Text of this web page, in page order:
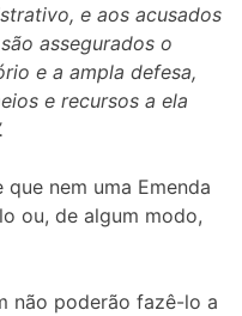
e aos acusados
assegurados o
e a ampla defesa,
e recursos a ela
nem uma Emenda
ou, de algum modo,
não poderão fazê-lo a